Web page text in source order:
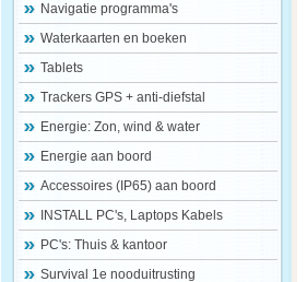
Navigatie programma's
Waterkaarten en boeken
Tablets
Trackers GPS + anti-diefstal
Energie: Zon, wind & water
Energie aan boord
Accessoires (IP65) aan boord
INSTALL PC's, Laptops Kabels
PC's: Thuis & kantoor
Survival 1e nooduitrusting